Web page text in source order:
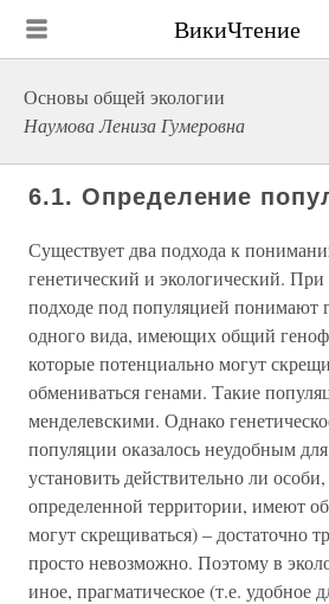
ВикиЧтение
Основы общей экологии
Наумова Лениза Гумеровна
6.1. Определение
Существует два подхода к
генетический и экологический. При
подходе под популяцией понимают
одного вида, имеющих общий
которые потенциально могут
обмениваться генами. Такие
менделевскими. Однако
популяции оказалось неудобным
установить действительно ли
определенной территории, имеют
могут скрещиваться) – достаточно
просто невозможно. Поэтому в
иное, прагматическое (т.е. удобное